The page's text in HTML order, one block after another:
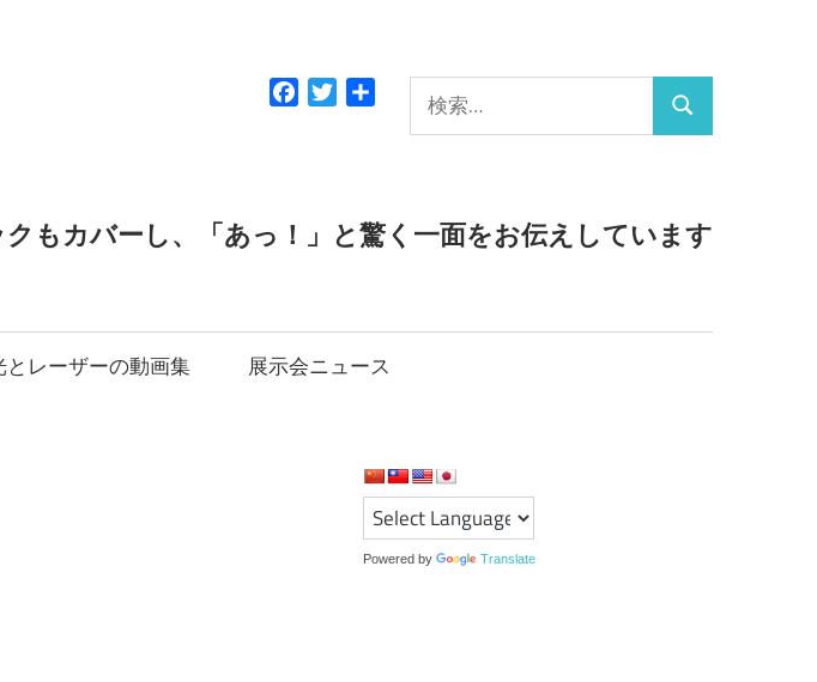
索:
検
Facebook
Twitter
もカバーし、「あっ！」と驚く一面をお伝えしています
とレーザーの動画集 展示会ニュース
Powered by Translate